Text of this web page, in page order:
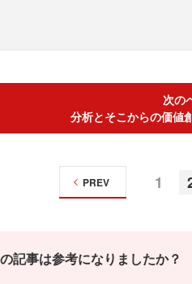
次の
分析とそこからの価値
1
PREV
記事は参考になりましたか？